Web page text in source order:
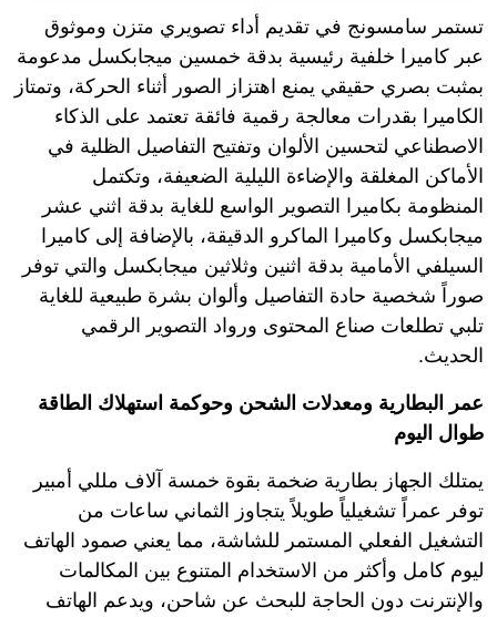
تستمر سامسونج في تقديم أداء تصويري متزن وموثوق
عبر كاميرا خلفية رئيسية بدقة خمسين ميجابكسل مدعومة
بمثبت بصري حقيقي يمنع اهتزاز الصور أثناء الحركة، وتمتاز
الكاميرا بقدرات معالجة رقمية فائقة تعتمد على الذكاء
الاصطناعي لتحسين الألوان وتفتيح التفاصيل الظلية في
الأماكن المغلقة والإضاءة الليلية الضعيفة، وتكتمل
المنظومة بكاميرا التصوير الواسع للغاية بدقة اثني عشر
ميجابكسل وكاميرا الماكرو الدقيقة، بالإضافة إلى كاميرا
السيلفي الأمامية بدقة اثنين وثلاثين ميجابكسل والتي توفر
صوراً شخصية حادة التفاصيل وألوان بشرة طبيعية للغاية
تلبي تطلعات صناع المحتوى ورواد التصوير الرقمي
الحديث.
عمر البطارية ومعدلات الشحن وحوكمة استهلاك الطاقة
طوال اليوم
يمتلك الجهاز بطارية ضخمة بقوة خمسة آلاف مللي أمبير
توفر عمراً تشغيلياً طويلاً يتجاوز الثماني ساعات من
التشغيل الفعلي المستمر للشاشة، مما يعني صمود الهاتف
ليوم كامل وأكثر من الاستخدام المتنوع بين المكالمات
والإنترنت دون الحاجة للبحث عن شاحن، ويدعم الهاتف